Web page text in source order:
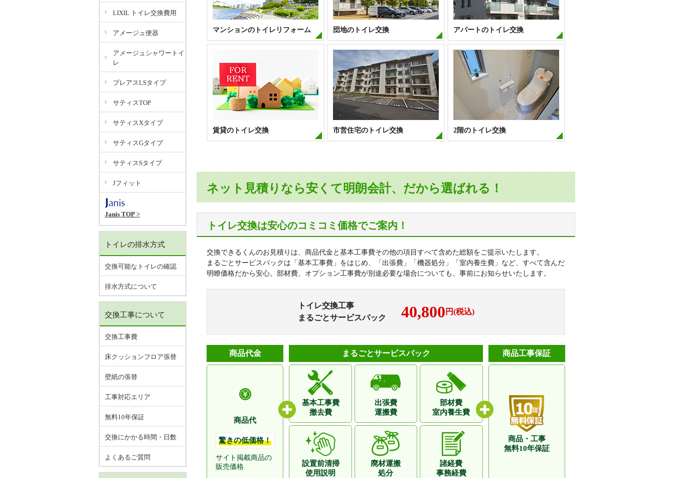
マンションのトイレリフォーム 団地のトイレ交換 アパートのトイレ交換
賃貸のトイレ交換 市営住宅のトイレ交換 2階のトイレ交換
ネット見積りなら安くて明朗会計、だから選ばれる！
トイレ交換は安心のコミコミ価格でご案内！
交換できるくんのお見積りは、商品代金と基本工事費その他の項目すべて含めた総額をご提示いたします。
まるごとサービスパックは「基本工事費」をはじめ、「出張費」「機器処分」「室内養生費」など、すべて含んだ
明瞭価格だから安心。部材費、オプション工事費が別途必要な場合についても、事前にお知らせいたします。
トイレ交換工事
まるごとサービスパック
40,800 円(税込)
商品代金
商品代
驚きの低価格！
サイト掲載商品の
販売価格
まるごとサービスパック
基本工事費
撤去費
出張費
運搬費
部材費
室内養生費
設置前清掃
使用説明
廃材運搬
処分
諸経費
事務経費
商品工事保証
商品・工事
無料10年保証
LIXIL トイレ交換費用
アメージュ便器
アメージュシャワートイ
レ
プレアスLSタイプ
サティスTOP
サティスXタイプ
サティスGタイプ
サティスSタイプ
Jフィット
Janis TOP >
トイレの排水方式
交換可能なトイレの確認
排水方式について
交換工事について
交換工事費
床クッションフロア張替
壁紙の張替
工事対応エリア
無料10年保証
交換にかかる時間・日数
よくあるご質問